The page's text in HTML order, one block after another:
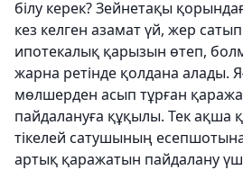
білу керек? Зейнетақы
кез келген азамат үй, жер
ипотекалық қарызын өтеп,
жарна ретінде қолдана алады.
мөлшерден асып тұрған
пайдалануға құқылы. Тек ақша
тікелей сатушының
артық қаражатын пайдалану